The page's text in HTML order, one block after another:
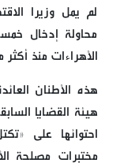
لم يمل وزيرا
محاولة إدخال
الأَهراءات منذ
هذه الأطنان
هيئة القضايا
احتوائها على
مختبرات مصلحة